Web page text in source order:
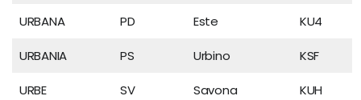
URBANA PD Este KU4
URBANIA PS Urbino KSF
URBE SV Savona KUH